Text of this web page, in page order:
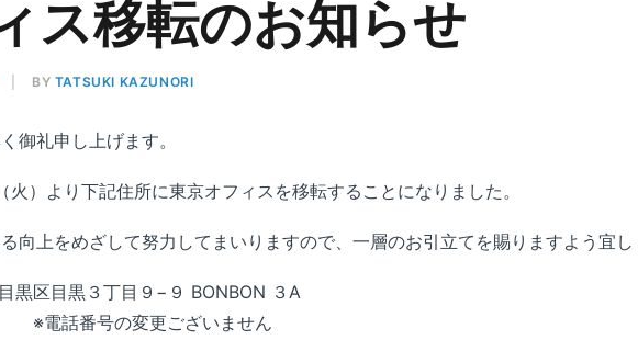
ス移転のお知らせ
BY TATSUKI KAZUNORI
御礼申し上げます。
）より下記住所に東京オフィスを移転することになりました。
向上をめざして努力してまいりますので、一層のお引立てを賜りますよう宜
黒区目黒３丁目９−９ BONBON ３A
電話番号の変更ございません